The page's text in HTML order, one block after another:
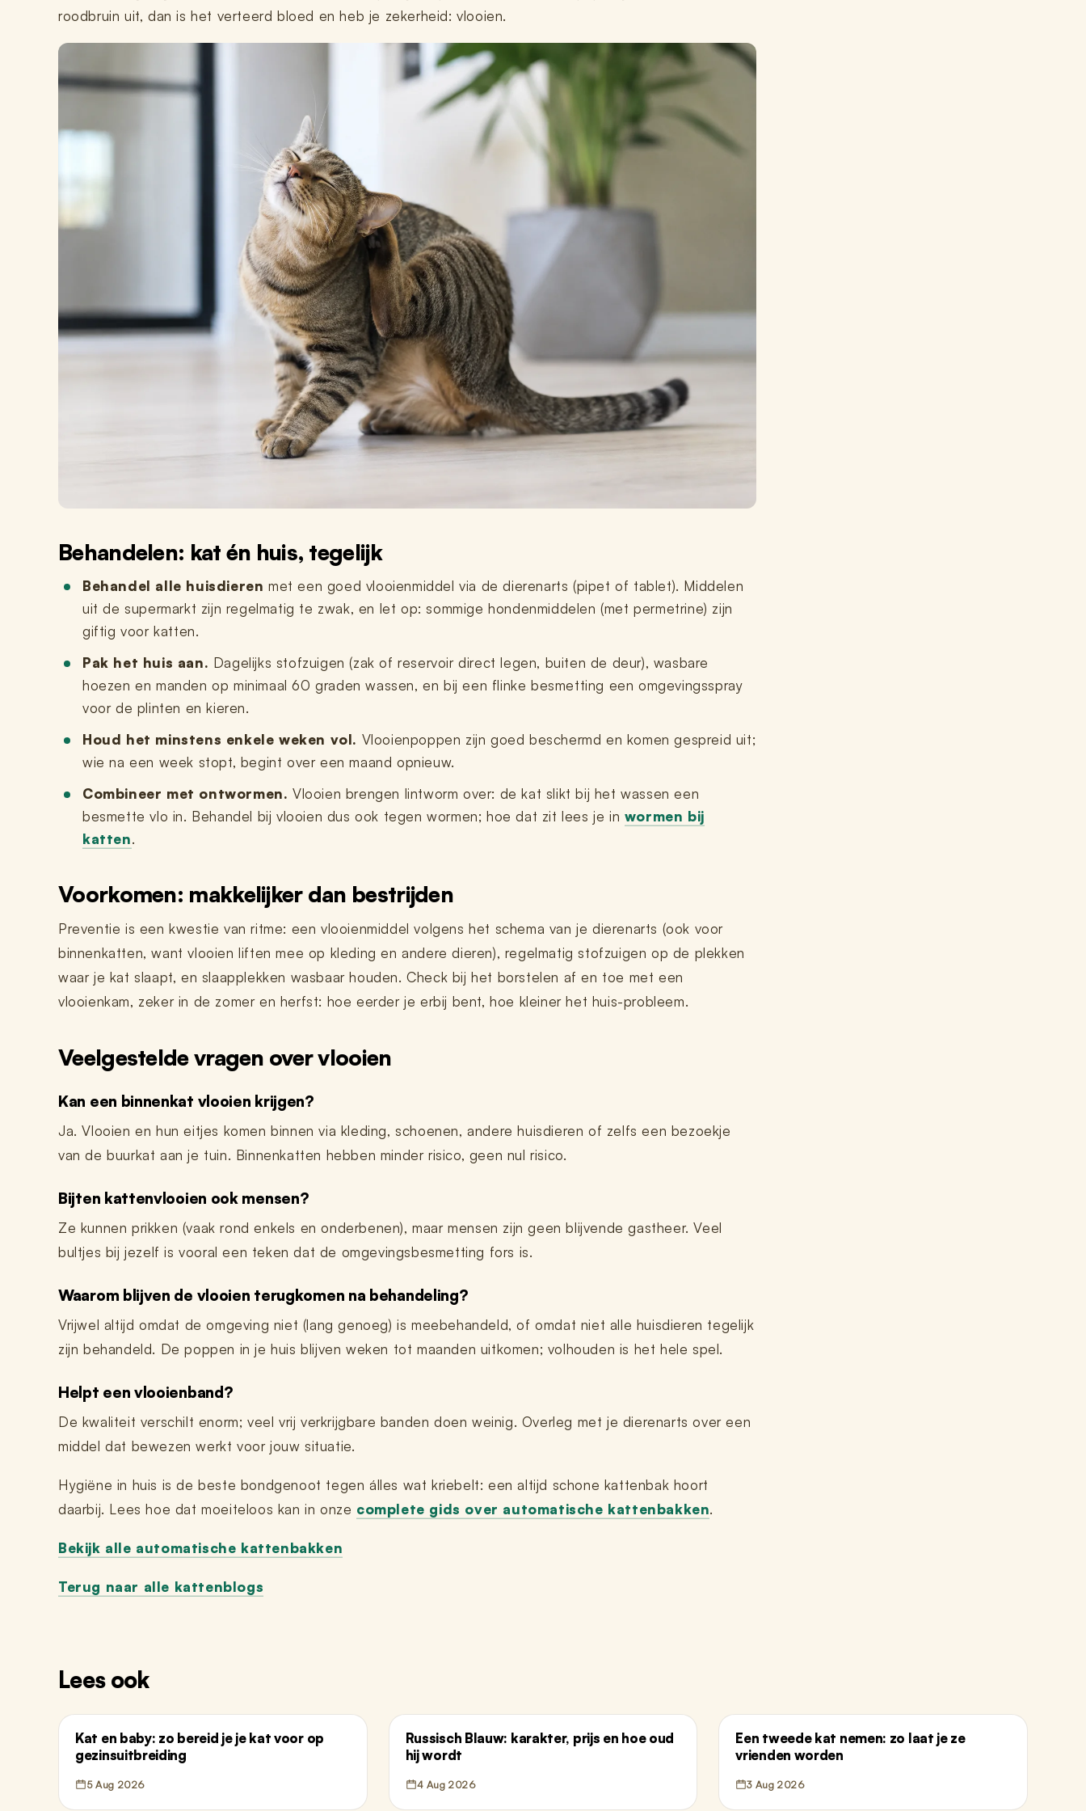
roodbruin uit, dan is het verteerd bloed en heb je zekerheid: vlooien.
Behandelen: kat én huis, tegelijk
Behandel alle huisdieren met een goed vlooienmiddel via de dierenarts (pipet of tablet). Middelen
uit de supermarkt zijn regelmatig te zwak, en let op: sommige hondenmiddelen (met permetrine) zijn
giftig voor katten.
Pak het huis aan. Dagelijks stofzuigen (zak of reservoir direct legen, buiten de deur), wasbare
hoezen en manden op minimaal 60 graden wassen, en bij een flinke besmetting een omgevingsspray
voor de plinten en kieren.
Houd het minstens enkele weken vol. Vlooienpoppen zijn goed beschermd en komen gespreid uit;
wie na een week stopt, begint over een maand opnieuw.
Combineer met ontwormen. Vlooien brengen lintworm over: de kat slikt bij het wassen een
besmette vlo in. Behandel bij vlooien dus ook tegen wormen; hoe dat zit lees je in wormen bij
katten.
Voorkomen: makkelijker dan bestrijden
Preventie is een kwestie van ritme: een vlooienmiddel volgens het schema van je dierenarts (ook voor
binnenkatten, want vlooien liften mee op kleding en andere dieren), regelmatig stofzuigen op de plekken
waar je kat slaapt, en slaapplekken wasbaar houden. Check bij het borstelen af en toe met een
vlooienkam, zeker in de zomer en herfst: hoe eerder je erbij bent, hoe kleiner het huis-probleem.
Veelgestelde vragen over vlooien
Kan een binnenkat vlooien krijgen?
Ja. Vlooien en hun eitjes komen binnen via kleding, schoenen, andere huisdieren of zelfs een bezoekje
van de buurkat aan je tuin. Binnenkatten hebben minder risico, geen nul risico.
Bijten kattenvlooien ook mensen?
Ze kunnen prikken (vaak rond enkels en onderbenen), maar mensen zijn geen blijvende gastheer. Veel
bultjes bij jezelf is vooral een teken dat de omgevingsbesmetting fors is.
Waarom blijven de vlooien terugkomen na behandeling?
Vrijwel altijd omdat de omgeving niet (lang genoeg) is meebehandeld, of omdat niet alle huisdieren tegelijk
zijn behandeld. De poppen in je huis blijven weken tot maanden uitkomen; volhouden is het hele spel.
Helpt een vlooienband?
De kwaliteit verschilt enorm; veel vrij verkrijgbare banden doen weinig. Overleg met je dierenarts over een
middel dat bewezen werkt voor jouw situatie.
Hygiëne in huis is de beste bondgenoot tegen álles wat kriebelt: een altijd schone kattenbak hoort
daarbij. Lees hoe dat moeiteloos kan in onze complete gids over automatische kattenbakken.
Bekijk alle automatische kattenbakken
Terug naar alle kattenblogs
Lees ook
Kat en baby: zo bereid je je kat voor op
gezinsuitbreiding
5 Aug 2026
Russisch Blauw: karakter, prijs en hoe oud
hij wordt
4 Aug 2026
Een tweede kat nemen: zo laat je ze
vrienden worden
3 Aug 2026